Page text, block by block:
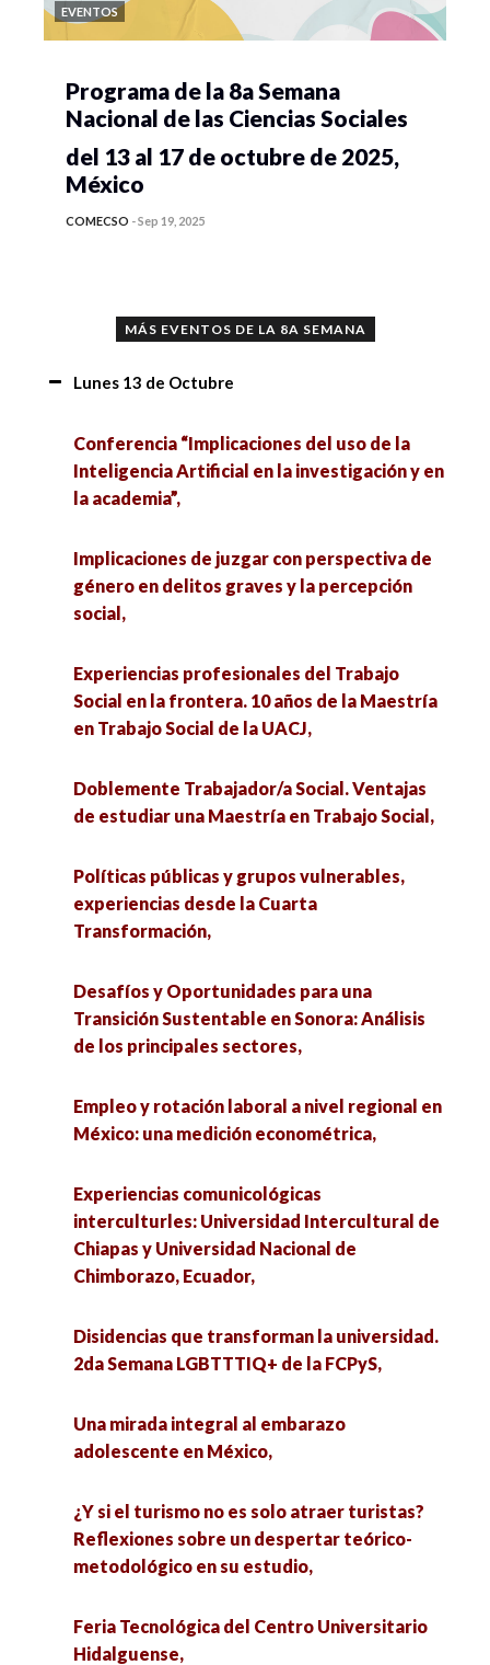
EVENTOS
Programa de la 8a Semana
Nacional de las Ciencias Sociales
del 13 al 17 de octubre de 2025,
México
COMECSO -Sep 19, 2025
MÁS EVENTOS DE LA 8A SEMANA
Lunes 13 de Octubre
Conferencia “Implicaciones del uso de la
Inteligencia Artificial en la investigación y en
la academia”,
Implicaciones de juzgar con perspectiva de
género en delitos graves y la percepción
social,
Experiencias profesionales del Trabajo
Social en la frontera. 10 años de la Maestría
en Trabajo Social de la UACJ,
Doblemente Trabajador/a Social. Ventajas
de estudiar una Maestría en Trabajo Social,
Políticas públicas y grupos vulnerables,
experiencias desde la Cuarta
Transformación,
Desafíos y Oportunidades para una
Transición Sustentable en Sonora: Análisis
de los principales sectores,
Empleo y rotación laboral a nivel regional en
México: una medición econométrica,
Experiencias comunicológicas
interculturles: Universidad Intercultural de
Chiapas y Universidad Nacional de
Chimborazo, Ecuador,
Disidencias que transforman la universidad.
2da Semana LGBTTTIQ+ de la FCPyS,
Una mirada integral al embarazo
adolescente en México,
¿Y si el turismo no es solo atraer turistas?
Reflexiones sobre un despertar teórico-
metodológico en su estudio,
Feria Tecnológica del Centro Universitario
Hidalguense,